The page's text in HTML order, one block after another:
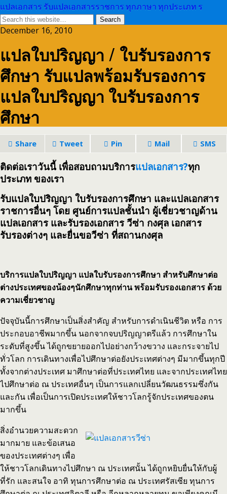
แปลเอกสาร รับแปลเอกสารราชการ ทุกภาษา ทุกประเภท ร
December 16, 2010
แปลใบปริญญา / ใบรับรองการ
ศึกษา รับแปลพร้อมรับรองการ
แปลใบปริญญา ใบรับรองการ
ศึกษา
Share Tweet Pin Mail SMS
ติดต่อเราวันนี้ เพื่อสอบถามบริการแปลเอกสาร?ทุก
ประเภท ของเรา
รับแปลใบปริญญา ใบรับรองการศึกษา และแปลเอกสาร
ราชการอื่นๆ โดย ศูนย์การแปลชั้นนำ ผู้เชี่ยวชาญด้าน
แปลเอกสาร และรับรองเอกสาร วีซ่า กงศุล เอกสาร
รับรองต่างๆ และยื่นขอวีซ่า ที่สถานกงศุล
บริการแปลใบปริญญา แปลใบรับรองการศึกษา สำหรับศึกษาต่อ
ต่างประเทศของน้องๆนักศึกษาทุกท่าน พร้อมรับรองเอกสาร ด้วย
ความเชี่ยวชาญ
ปัจจุบันนี้การศึกษาเป็นสิ่งสำคัญ สำหรับการดำเนินชีวิต หรือ การ
ประกอบอาชีพมากขึ้น นอกจากจบปริญญาตรีแล้ว การศึกษาใน
ระดับที่สูงขึ้น ได้ถูกขยายออกไปอย่างกว้างขวาง และกระจายไป
ทั่วโลก การเดินทางเพื่อไปศึกษาต่อยังประเทศต่างๆ มีมากขึ้นทุกปี
ทั้งจากต่างประเทศ มาศึกษาต่อที่ประเทศไทย และจากประเทศไทย
ไปศึกษาต่อ ณ ประเทศอื่นๆ เป็นการแลกเปลี่ยนวัฒนธรรมซึ่งกัน
และกัน เพื่อเป็นการเปิดประเทศให้ชาวโลกรู้จักประเทศของตน
มากขึ้น
สิ่งอำนวยความสะดวก
มากมาย และข้อเสนอ
ของประเทศต่างๆ เพื่อ
ให้ชาวโลกเดินทางไปศึกษา ณ ประเทศนั้น ได้ถูกหยิบยื่นให้กับผู้
ที่รัก และสนใจ อาทิ ทุนการศึกษาต่อ ณ ประเทศรัสเซีย ทุนการ